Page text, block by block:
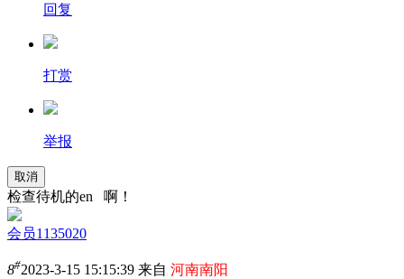
回复
打赏
举报
取消
检查待机的en 啊！
会员1135020
8#2023-3-15 15:15:39 来自 河南南阳